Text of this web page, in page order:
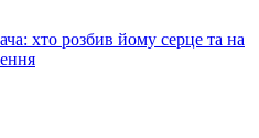
хто розбив йому серце та на